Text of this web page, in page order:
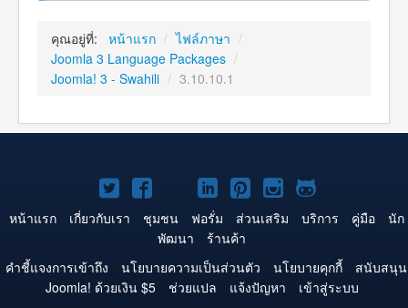
คุณอยู่ที่: หน้าแรก / ไฟล์ภาษา /
Joomla 3 Language Packages /
Joomla! 3 - Swahili / 3.10.10.1
Joomla!
บน
Twitter
Joomla!
บน
Facebook
Joomla!
บน
YouTube
Joomla!
บน
LinkedIn
Joomla!
บน
Pinterest
Joomla!
บน
Joomla!
บน
หน้าแรก เกี่ยวกับเรา ชุมชน ฟอรั่ม ส่วนเสริม บริการ คู่มือ
นัก
พัฒนา
ร้านค้า
คำชี้แจงการเข้าถึง
นโยบายความเป็นส่วนตัว นโยบายคุกกี้
สนับสนุน
Joomla! ด้วยเงิน $5
ช่วยแปล แจ้งปัญหา
เข้าสู่ระบบ